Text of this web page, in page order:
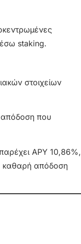
staking.
στοιχείων
που
APY 10,86%,
καθαρή απόδοση